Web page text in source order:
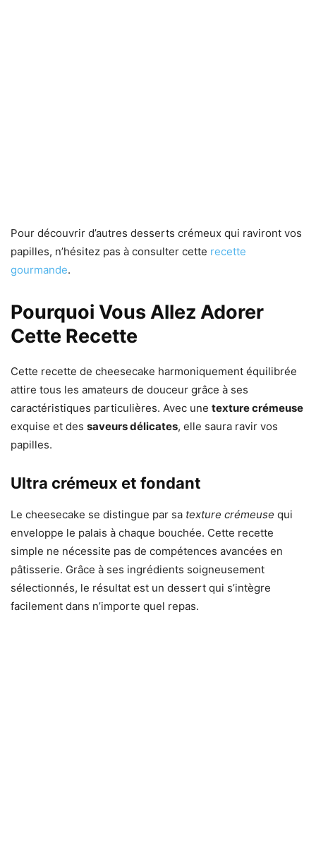
Pour découvrir d’autres desserts crémeux qui raviront vos
papilles, n’hésitez pas à consulter cette recette
gourmande.
Pourquoi Vous Allez Adorer
Cette Recette
Cette recette de cheesecake harmoniquement équilibrée
attire tous les amateurs de douceur grâce à ses
caractéristiques particulières. Avec une texture crémeuse
exquise et des saveurs délicates, elle saura ravir vos
papilles.
Ultra crémeux et fondant
Le cheesecake se distingue par sa texture crémeuse qui
enveloppe le palais à chaque bouchée. Cette recette
simple ne nécessite pas de compétences avancées en
pâtisserie. Grâce à ses ingrédients soigneusement
sélectionnés, le résultat est un dessert qui s’intègre
facilement dans n’importe quel repas.